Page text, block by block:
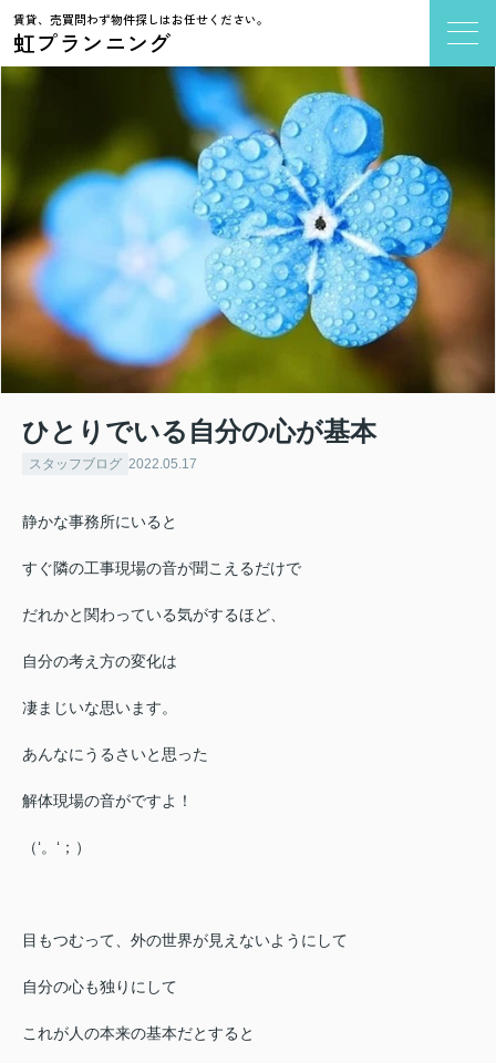
賃貸、売買問わず物件探しはお任せください。
虹プランニング
ひとりでいる自分の心が基本
スタッフブログ 2022.05.17
静かな事務所にいると
すぐ隣の工事現場の音が聞こえるだけで
だれかと関わっている気がするほど、
自分の考え方の変化は
凄まじいな思います。
あんなにうるさいと思った
解体現場の音がですよ！
（‘。‘；）
目もつむって、外の世界が見えないようにして
自分の心も独りにして
これが人の本来の基本だとすると